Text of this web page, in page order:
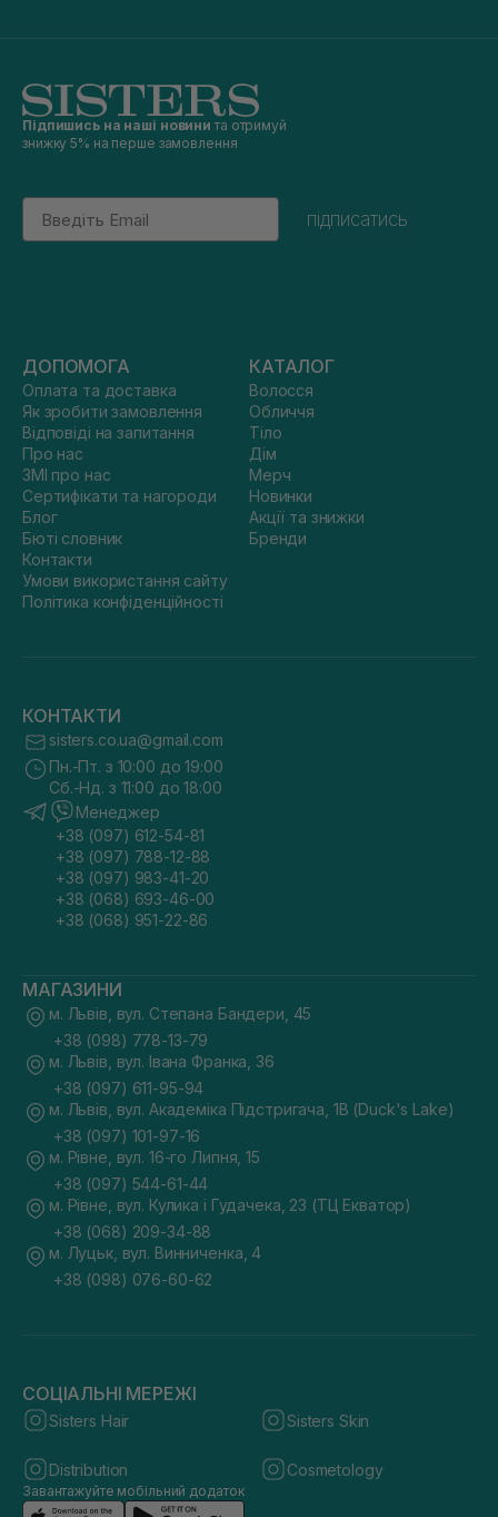
Підпишись на наші новини та отримуй
знижку 5% на перше замовлення
Email
підписатись
ДОПОМОГА
Оплата та доставка
Як зробити замовлення
Відповіді на запитання
Про нас
ЗМІ про нас
Сертифікати та нагороди
Блог
Бюті словник
Контакти
Умови використання сайту
Політика конфіденційності
КАТАЛОГ
Волосся
Обличчя
Тіло
Дім
Мерч
Новинки
Акції та знижки
Бренди
КОНТАКТИ
sisters.co.ua@gmail.com
Пн.-Пт. з 10:00 до 19:00
Сб.-Нд. з 11:00 до 18:00
Менеджер
+38 (097) 612-54-81
+38 (097) 788-12-88
+38 (097) 983-41-20
+38 (068) 693-46-00
+38 (068) 951-22-86
МАГАЗИНИ
м. Львів, вул. Степана Бандери, 45
+38 (098) 778-13-79
м. Львів, вул. Івана Франка, 36
+38 (097) 611-95-94
м. Львів, вул. Академіка Підстригача, 1В (Duck's Lake)
+38 (097) 101-97-16
м. Рівне, вул. 16-го Липня, 15
+38 (097) 544-61-44
м. Рівне, вул. Кулика і Гудачека, 23 (ТЦ Екватор)
+38 (068) 209-34-88
м. Луцьк, вул. Винниченка, 4
+38 (098) 076-60-62
СОЦІАЛЬНІ МЕРЕЖІ
Sisters Hair Sisters Skin
Distribution Cosmetology
Завантажуйте мобільний додаток